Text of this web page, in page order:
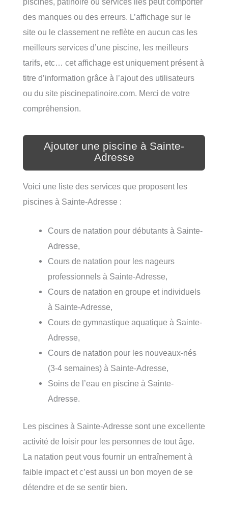
des manques ou des erreurs. L’affichage sur le
site ou le classement ne reflète en aucun cas les
meilleurs services d’une piscine, les meilleurs
tarifs, etc… cet affichage est uniquement présent à
titre d’information grâce à l’ajout des utilisateurs
ou du site piscinepatinoire.com. Merci de votre
compréhension.
Ajouter une piscine à Sainte-
Adresse
Voici une liste des services que proposent les
piscines à Sainte-Adresse :
Cours de natation pour débutants à Sainte-
Adresse,
Cours de natation pour les nageurs
professionnels à Sainte-Adresse,
Cours de natation en groupe et individuels
à Sainte-Adresse,
Cours de gymnastique aquatique à Sainte-
Adresse,
Cours de natation pour les nouveaux-nés
(3-4 semaines) à Sainte-Adresse,
Soins de l’eau en piscine à Sainte-
Adresse.
Les piscines à Sainte-Adresse sont une excellente
activité de loisir pour les personnes de tout âge.
La natation peut vous fournir un entraînement à
faible impact et c’est aussi un bon moyen de se
détendre et de se sentir bien.